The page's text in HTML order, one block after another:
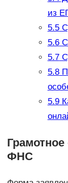
из
5.5
5.6
5.7
5.8
5.9
ФНС